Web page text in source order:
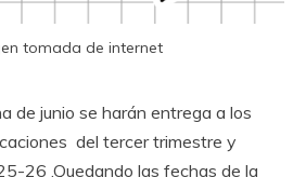
tomada de internet
de junio se harán entrega a los
del tercer trimestre y
26 .Quedando las fechas de la